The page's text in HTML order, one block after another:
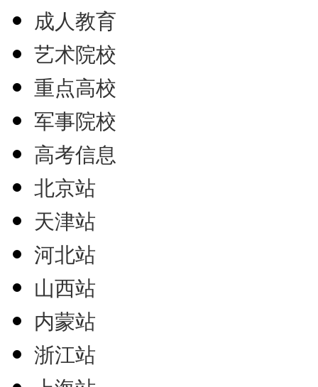
成人教育
艺术院校
重点高校
军事院校
高考信息
北京站
天津站
河北站
山西站
内蒙站
浙江站